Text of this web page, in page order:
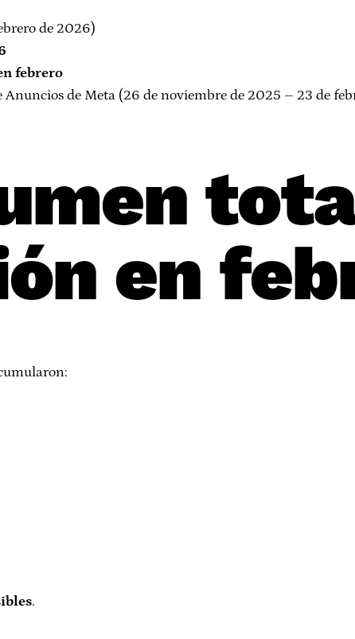
de 2026)
febrero
Anuncios de Meta (26 de noviembre de 2025 – 23 de
en
.